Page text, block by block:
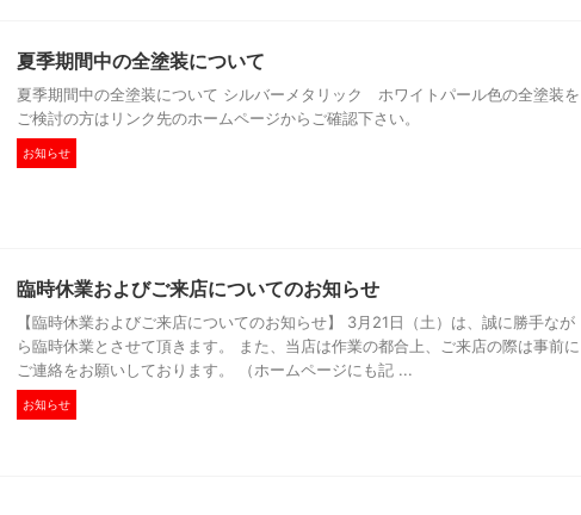
夏季期間中の全塗装について
夏季期間中の全塗装について シルバーメタリック ホワイトパール色の全塗装を
ご検討の方はリンク先のホームページからご確認下さい。
お知らせ
臨時休業およびご来店についてのお知らせ
【臨時休業およびご来店についてのお知らせ】 3月21日（土）は、誠に勝手なが
ら臨時休業とさせて頂きます。 また、当店は作業の都合上、ご来店の際は事前に
ご連絡をお願いしております。 （ホームページにも記 ...
お知らせ